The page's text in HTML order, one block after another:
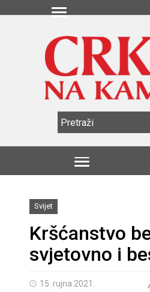
Svijet
Kršćanstvo
svjetovno i
15. rujna 2021.